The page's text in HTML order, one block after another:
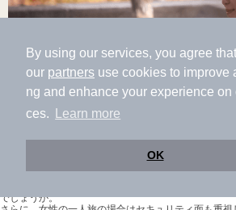
By using our services, you agree
our partners use cookies to improve
ng and enhance your experience on
ces.
Learn more
OK
同行者に気を使うことなく、自分のペースで入りた
ができる温泉の一人旅。できるのであれば、ライブ
設や、一人でも体験できるアクティビティープラン
充実させられるサービスが整っている施設の方が時
でしょうか。